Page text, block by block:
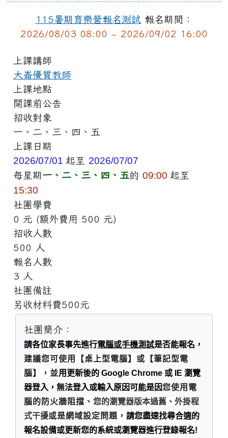
115暑期育樂營報名測試報名期間：
2026/08/03 08:00 ~ 2026/09/02 16:00
上課講師
大崙優質教師
上課地點
開課前公告
招收對象
一、二、三、四、五
上課日期
2026/07/01 起至 2026/07/07
每星期 一、二、三、四、五的 09:00 起至
15:30
社團學費
0 元 (額外費用 500 元)
招收人數
500 人
報名人數
3 人
社團備註
另收材料費500元
社團簡介：
請各位家長事先進行電腦或手機測試是否能報名，
建議您可使用【桌上型電腦】或【筆記型電
腦】，並用更新後的 Google Chrome 或 IE 瀏覽
器登入，無法登入或輸入原因可能是因您使用電
腦的防火牆阻擋 、 您的瀏覽器版本過舊、外掛程
式干擾或是網域設定問題， 請您盡速找尋合適的
報名設備或更新您的系統或瀏覽器進行登錄報名!